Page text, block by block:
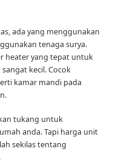
ada yang menggunakan
tenaga surya.
heater yang tepat untuk
kecil. Cocok
kamar mandi pada
tukang untuk
anda. Tapi harga unit
sekilas tentang